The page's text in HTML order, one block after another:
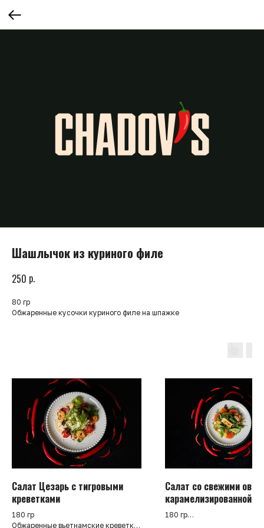
Шашлычок из куриного филе
250 р.
80 гр
Обжаренные кусочки куриного филе на шпажке
Салат Цезарь с тигровыми
креветками
180 гр
Обжаренные вьетнамские креветки,
Салат со свежими
карамелизированной
под соусом чимичури
180 гр